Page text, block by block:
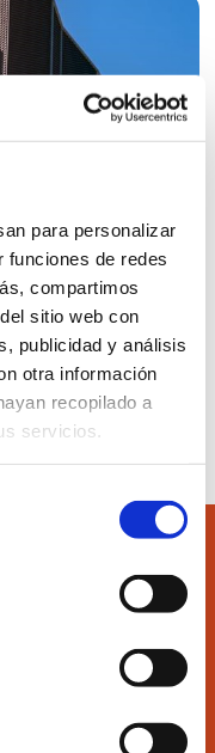
para personalizar
funciones de redes
compartimos
sitio web con
publicidad y análisis
otra información
recopilado a
servicios.
de Sabadell
de unas
número de